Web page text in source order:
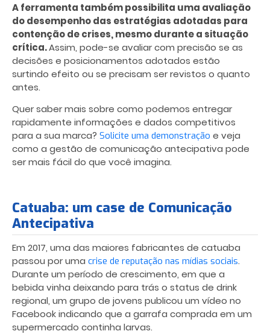
A ferramenta também possibilita uma avaliação
do desempenho das estratégias adotadas para
contenção de crises, mesmo durante a situação
crítica.Assim, pode-se avaliar com precisão se as
decisões e posicionamentos adotados estão
surtindo efeito ou se precisam ser revistos o quanto
antes.
Quer saber mais sobre como podemos entregar
rapidamente informações e dados competitivos
para a sua marca? Solicite uma demonstração e veja
como a gestão de comunicação antecipativa pode
ser mais fácil do que você imagina.
Catuaba: um case de Comunicação
Antecipativa
Em 2017, uma das maiores fabricantes de catuaba
passou por uma crise de reputação nas mídias sociais.
Durante um período de crescimento, em que a
bebida vinha deixando para trás o status de drink
regional, um grupo de jovens publicou um vídeo no
Facebook indicando que a garrafa comprada em um
supermercado continha larvas.